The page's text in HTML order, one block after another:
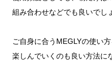
組み合わせなどでも良いでし
ご自身に合うMEGLYの使い
楽しんでいくのも良い方法に